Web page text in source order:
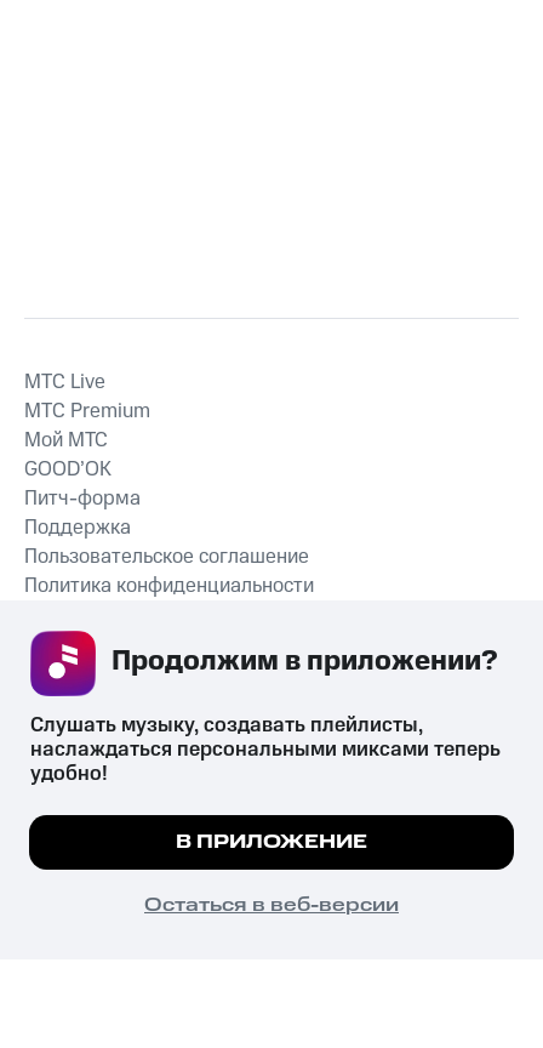
СКАЧАТЬ ПРИЛОЖЕНИЕ
MTС Live
MTС Premium
Мой МТС
GOOD’OK
Питч-форма
Поддержка
Пользовательское соглашение
Политика конфиденциальности
психотропных веществ, их аналогов причиняет вред здоровью,
их незаконный оборот запрещён и влечёт установленную
законодательством ответственность.
© 2026 ООО «КИОН».
Все права защищены
Мы используем куки, чтобы на сайте все
Подробнее
ПОНЯТНО
Слушать музыку, создавать плейлисты,
наслаждаться персональными миксами теперь
удобно!
В ПРИЛОЖЕНИЕ
Остаться в веб-версии